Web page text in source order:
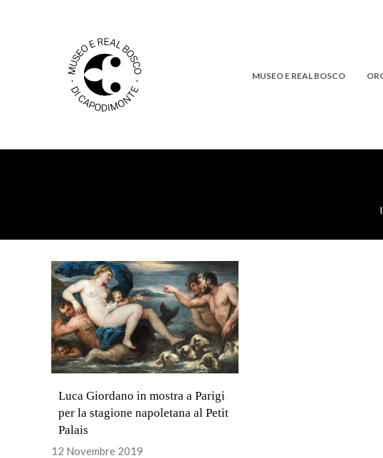
MUSEO E REAL BOSCO
Luca Giordano in mostra a Parigi
per la stagione napoletana al Petit
Palais
12 Novembre 2019